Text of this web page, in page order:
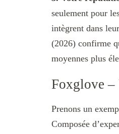
seulement pour
intègrent dans
(2026) confirme
moyennes plus
Foxglove –
Prenons un
Composée